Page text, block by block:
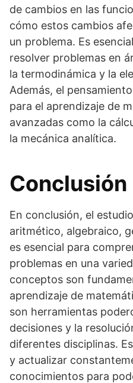
de cambios en las
cómo estos cambios
un problema. Es
resolver problemas en
la termodinámica y la
Además, el
para el aprendizaje de
avanzadas como la
la mecánica analítica.
Conclusión
En conclusión, el
aritmético, algebraico,
es esencial para
problemas en una
conceptos son
aprendizaje de
son herramientas
decisiones y la
diferentes disciplinas.
y actualizar
conocimientos para